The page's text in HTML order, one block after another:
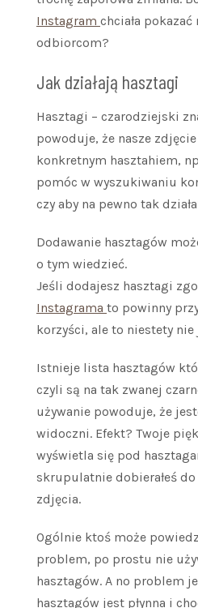
Instagram chciała
odbiorcom?
Jak działają hasztagi
Hasztagi – czarodziejski
powoduje, że nasze
konkretnym hasztahiem,
pomóc w wyszukiwaniu
czy aby na pewno tak
Dodawanie hasztagów
o tym wiedzieć.
Jeśli dodajesz hasztagi
Instagrama to powinny
korzyści, ale to niestety
Istnieje lista hasztagów
czyli są na tak zwanej
używanie powoduje, że
widoczni. Efekt? Twoje
wyświetla się pod
skrupulatnie dobierałeś
zdjęcia.
Ogólnie ktoś może
problem, po prostu nie
hasztagów. A no problem
hasztagów jest płynna i